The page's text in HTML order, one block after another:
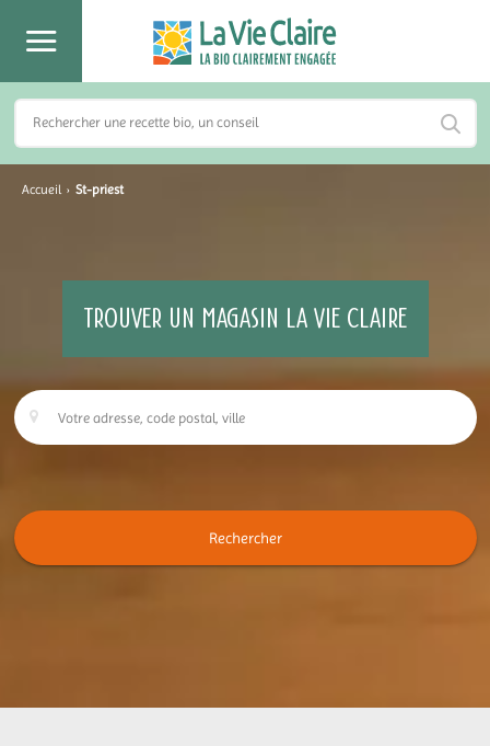
Accueil › St-priest
TROUVER UN MAGASIN LA VIE CLAIRE
Rechercher